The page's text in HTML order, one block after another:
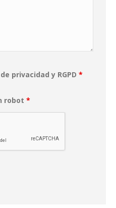
privacidad y RGPD *
robot *